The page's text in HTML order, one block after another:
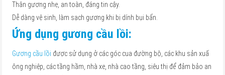
Thân gương nhẹ, an toàn, đáng tin cậy.
Dễ dàng vệ sinh, làm sạch gương khi bị dính bụi bẩn.
Ứng dụng gương cầu lồi:
Gương cầu lồi được sử dụng ở các góc cua đường bộ, các khu sản xuấ
ông nghiệp, các tầng hầm, nhà xe, nhà cao tầng, siêu thị để đảm bảo an